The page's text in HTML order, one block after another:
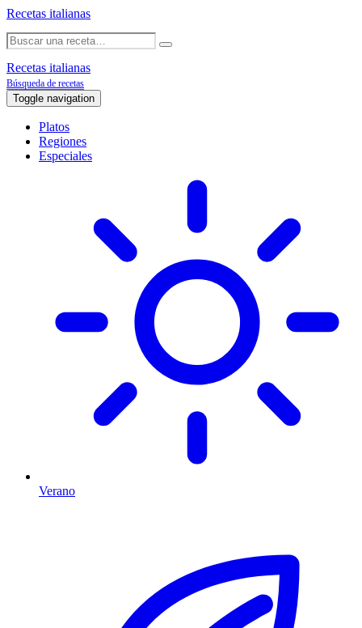
Recetas italianas
Recetas italianas
Búsqueda de recetas
Toggle navigation
Platos
Regiones
Especiales
Verano